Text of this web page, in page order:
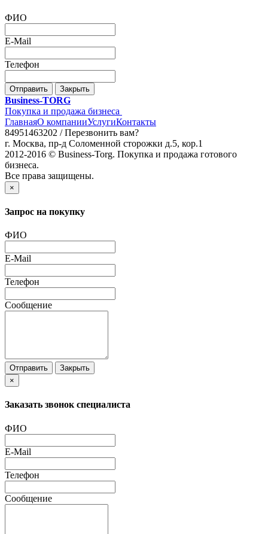
ФИО
E-Mail
Телефон
Отправить Закрыть
Business-TORG
Покупка и продажа бизнеса
ГлавнаяО компанииУслугиКонтакты
84951463202 /Перезвонить вам?
г. Москва, пр-д Соломенной сторожки д.5, кор.1
2012-2016 © Business-Torg. Покупка и продажа готового
бизнеса.
Все права защищены.
×
Запрос на покупку
ФИО
E-Mail
Телефон
Сообщение
Отправить
Закрыть
×
Заказать звонок специалиста
ФИО
E-Mail
Телефон
Сообщение